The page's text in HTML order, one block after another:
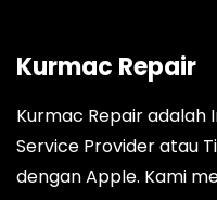
Kurmac Repair
Kurmac Repair adalah
Service Provider atau
dengan Apple. Kami